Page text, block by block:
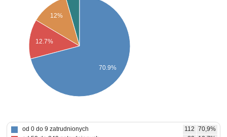
12%
12.7%
70.9%
od 0 do 9 zatrudnionych 112 70,9%